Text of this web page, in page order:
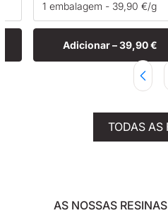
Adicionar –39,90 €
TODAS AS
AS NOSSAS